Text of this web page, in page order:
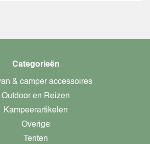
Categorieën
& camper accessoires
Outdoor en Reizen
Kampeerartikelen
Overige
Tenten